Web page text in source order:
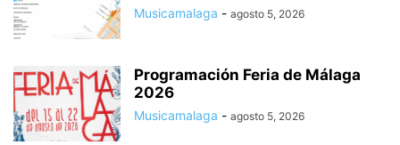
Musicamalaga - agosto 5, 2026
Programación Feria de Málaga
2026
Musicamalaga - agosto 5, 2026